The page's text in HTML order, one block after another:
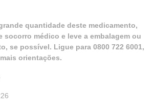
quantidade deste medicamento,
socorro médico e leve a embalagem ou
se possível. Ligue para 0800 722 6001,
orientações.